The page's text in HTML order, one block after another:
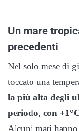
Un mare
precedenti
Nel solo mese di
toccato una
la più alta degli
periodo, con
Alcuni mari hanno